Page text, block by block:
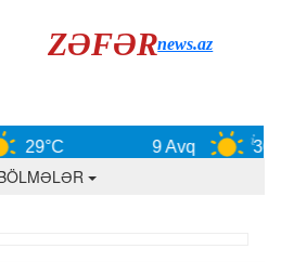
ZƏFƏRnews.az
29°C 9 Avq 30°C